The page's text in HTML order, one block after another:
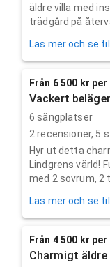
äldre villa med
trädgård på
Läs mer och se
Från 6 500 kr per
Vackert
6 sängplatser
2 recensioner, 5
Hyr ut detta
Lindgrens värld!
med 2 sovrum, 2
Läs mer och se
Från 4 500 kr per
Charmigt äldre